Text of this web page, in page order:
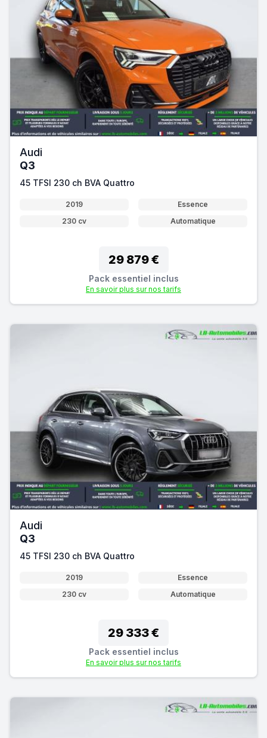
Audi
Q3
45 TFSI 230 ch BVA Quattro
2019
Essence
230 cv
Automatique
29 879 €
Pack essentiel inclus
En savoir plus sur nos tarifs
Audi
Q3
45 TFSI 230 ch BVA Quattro
2019
Essence
230 cv
Automatique
29 333 €
Pack essentiel inclus
En savoir plus sur nos tarifs